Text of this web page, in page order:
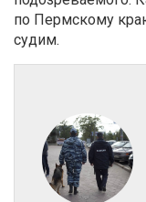
по Пермскому
судим.